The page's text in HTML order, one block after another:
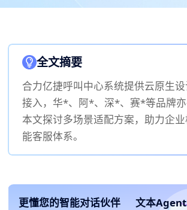
全文摘要
合力亿捷呼叫中心系统提供云原生
接入，华*、阿*、深*、赛*等品牌亦
本文探讨多场景适配方案，助力企
能客服体系。
更懂您的智能对话伙伴 文本Agent